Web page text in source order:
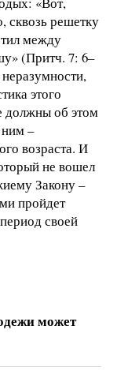
сквозь решетку
между
(Притч. 7: 6–
этого
должны об этом
–
возраста. И
не вошел
Закону –
пройдет
своей
может